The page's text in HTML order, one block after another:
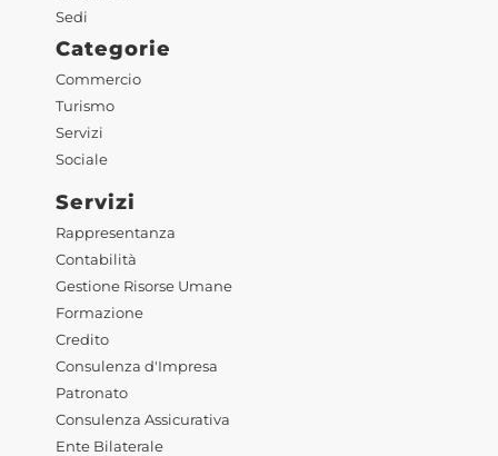
Sedi
Categorie
Commercio
Turismo
Servizi
Sociale
Servizi
Rappresentanza
Contabilità
Gestione Risorse Umane
Formazione
Credito
Consulenza d'Impresa
Patronato
Consulenza Assicurativa
Ente Bilaterale